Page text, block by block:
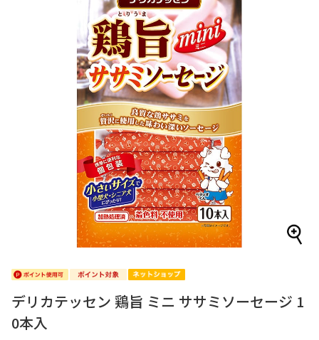
デリカテッセン 鶏旨 ミニ ササミソーセージ 1
0本入